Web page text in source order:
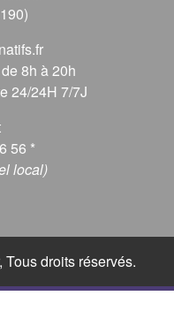
8h à 20h
24/24H 7/7J
56 *
local)
droits réservés.